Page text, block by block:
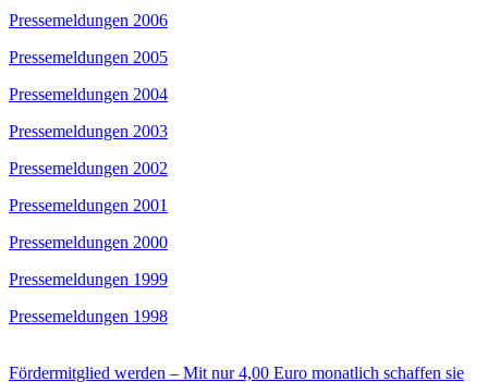
Pressemeldungen 2006
Pressemeldungen 2005
Pressemeldungen 2004
Pressemeldungen 2003
Pressemeldungen 2002
Pressemeldungen 2001
Pressemeldungen 2000
Pressemeldungen 1999
Pressemeldungen 1998
Fördermitglied werden – Mit nur 4,00 Euro monatlich schaffen sie